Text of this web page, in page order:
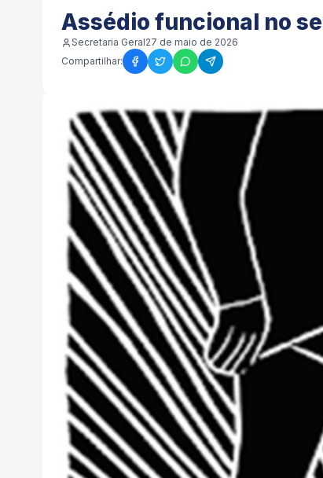
Assédio funcional no
Secretaria Geral27 de maio de 2026
Compartilhar: